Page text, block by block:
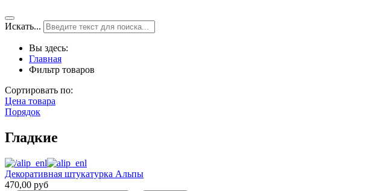
Искать...
Вы здесь:
Главная
Фильтр товаров
Сортировать по:
Цена товара
Порядок
Гладкие
Декоративная штукатурка Альпы
470,00 руб